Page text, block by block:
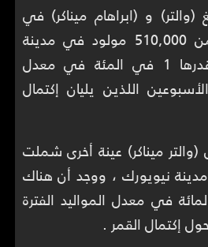
1959 أبلغ (والتر) و (ابراهام ميناكر) في
دراسة شملت أكثر من 510,000 مولود في مدينة
نيويورك عن زيادة قدرها 1 في المئة في معدل
اللذين يليان إكتمال
1967 درس (والتر ميناكر) عينة أخرى شملت
في مدينة نيويورك ، ووجد أن هناك
1 في المائة في معدل المواليد الفترة
إكتمال القمر .